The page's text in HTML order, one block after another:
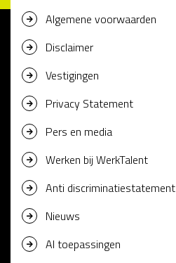
Algemene voorwaarden
Disclaimer
Vestigingen
Privacy Statement
Pers en media
Werken bij WerkTalent
Anti discriminatiestatement
Nieuws
AI toepassingen